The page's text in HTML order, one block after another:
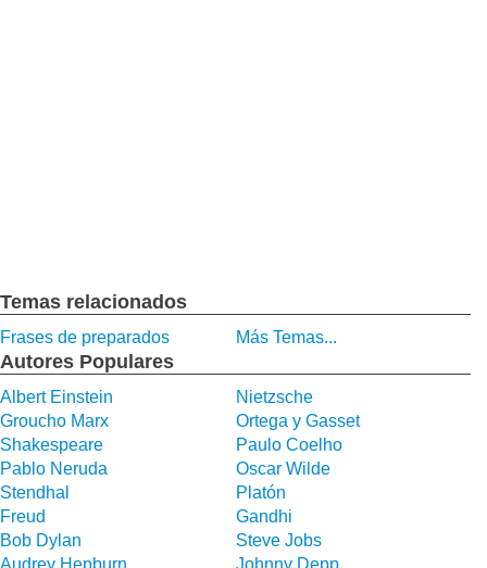
Temas relacionados
Frases de preparados Más Temas...
Autores Populares
Albert Einstein
Nietzsche
Groucho Marx
Ortega y Gasset
Shakespeare
Paulo Coelho
Pablo Neruda
Oscar Wilde
Stendhal
Platón
Freud
Gandhi
Bob Dylan
Steve Jobs
Audrey Hepburn
Johnny Depp